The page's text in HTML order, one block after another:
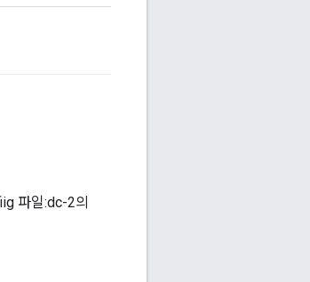
파일:dc-2의